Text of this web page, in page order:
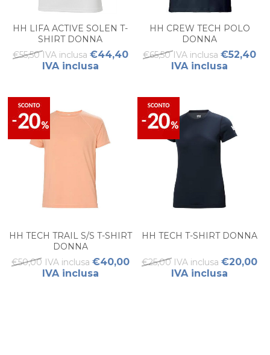
HH LIFA ACTIVE SOLEN T-
SHIRT DONNA
€55,50 IVA inclusa €44,40
IVA inclusa
HH CREW TECH POLO
DONNA
€65,50 IVA inclusa €52,40
IVA inclusa
HH TECH TRAIL S/S T-SHIRT
DONNA
€50,00 IVA inclusa €40,00
IVA inclusa
HH TECH T-SHIRT DONNA
€25,00 IVA inclusa €20,00
IVA inclusa